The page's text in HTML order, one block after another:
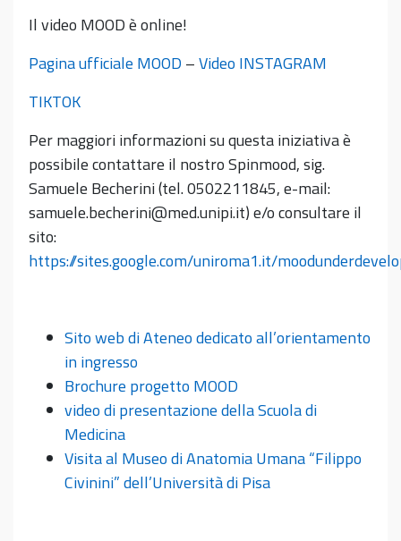
Il video MOOD è online!
Pagina ufficiale MOOD –Video INSTAGRAM
TIKTOK
Per maggiori informazioni su questa iniziativa è
possibile contattare il nostro Spinmood, sig.
Samuele Becherini (tel. 0502211845, e-mail:
samuele.becherini@med.unipi.it) e/o consultare il
sito:
https://sites.google.com/uniroma1.it/
Sito web di Ateneo dedicato all’orientamento
in ingresso
Brochure progetto MOOD
video di presentazione della Scuola di
Medicina
Visita al Museo di Anatomia Umana “Filippo
Civinini” dell’Università di Pisa